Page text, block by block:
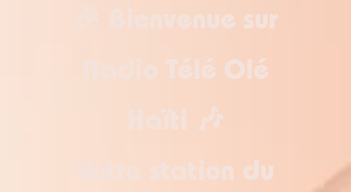
🎉 Bienvenue sur
Radio Télé Olé
Votre station du